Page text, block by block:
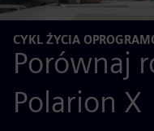
CYKL ŻYCIA
Porównaj
Polarion X